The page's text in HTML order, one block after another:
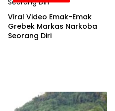
Viral Video Emak-Emak
Grebek Markas Narkoba
Seorang Diri